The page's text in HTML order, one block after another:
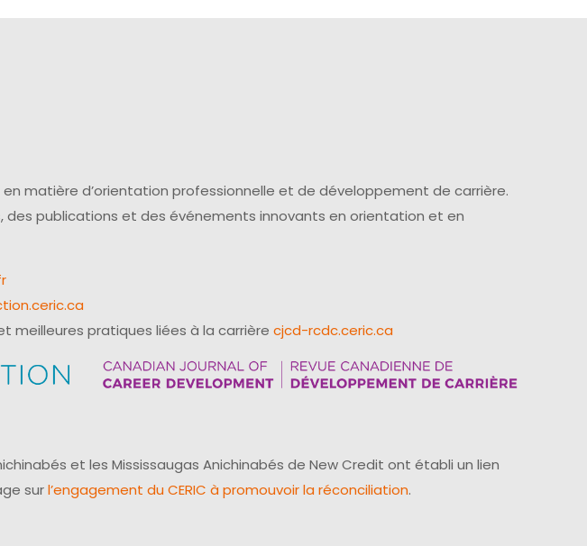
en matière d’orientation professionnelle et de développement de carrière.
des publications et des événements innovants en orientation et en
meilleures pratiques liées à la carrière cjcd-rcdc.ceric.ca
et les Mississaugas Anichinabés de New Credit ont établi un lien
surl’engagement du CERIC à promouvoir la réconciliation.